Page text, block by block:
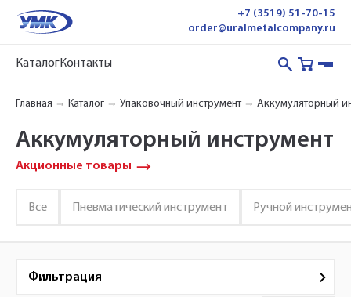
+7 (3519) 51-70-15
order@uralmetalcompany.ru
КаталогКонтакты
Главная Каталог Упаковочный инструмент Аккумуляторный
Аккумуляторный инструмент
Акционные товары
Все Пневматический инструмент Ручной
Фильтрация